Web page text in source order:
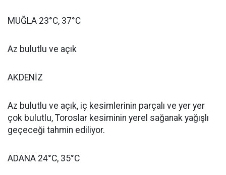
MUĞLA 23°C, 37°C
Az bulutlu ve açık
AKDENİZ
Az bulutlu ve açık, iç kesimlerinin parçalı ve yer yer
çok bulutlu, Toroslar kesiminin yerel sağanak yağışlı
geçeceği tahmin ediliyor.
ADANA 24°C, 35°C